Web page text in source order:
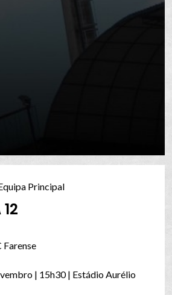
Principal
Farense
| 15h30 | Estádio Aurélio